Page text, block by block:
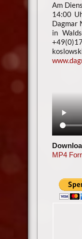
Am
14:00
Dagmar
in
MP4